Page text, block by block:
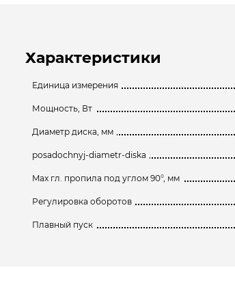
Характеристики
Единица измерения
Мощность, Вт
Диаметр диска, мм
posadochnyj-diametr-diska
Max гл. пропила под углом 90°, мм
Регулировка оборотов
Плавный пуск